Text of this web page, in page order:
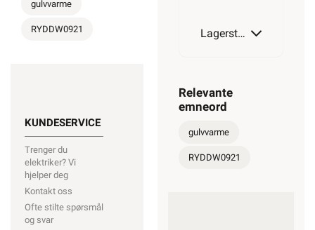
gulvvarme
RYDDW0921
KUNDESERVICE
Trenger du
elektriker? Vi
hjelper deg
Kontakt oss
Ofte stilte spørsmål
og svar
510W
Lagerstatus
Relevante
emneord
gulvvarme
RYDDW0921